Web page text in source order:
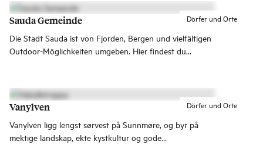
Dörfer und Orte
Sauda Gemeinde
Die Stadt Sauda ist von Fjorden, Bergen und vielfältigen
Outdoor-Möglichkeiten umgeben. Hier findest du
Landschaftsroute Ryfylke und Allmannajuvet, wo
Architektur auf Bergbaugeschichte trifft.
Dörfer und Orte
Vanylven
Vanylven ligg lengst sørvest på Sunnmøre, og byr på
mektige landskap, ekte kystkultur og gode